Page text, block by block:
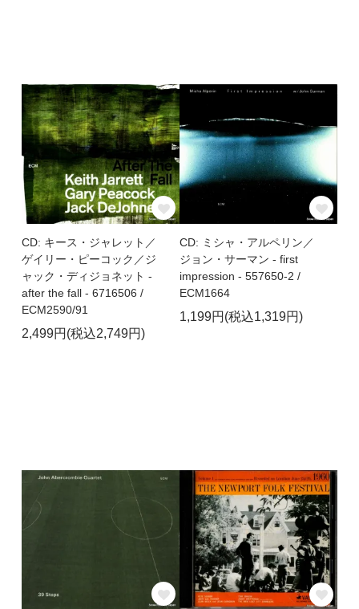
CD: キース・ジャレット／
ゲイリー・ピーコック／ジ
ャック・ディジョネット -
after the fall - 6716506 /
ECM2590/91
2,499円(税込2,749円)
CD: ミシャ・アルペリン／
ジョン・サーマン - first
impression - 557650-2 /
ECM1664
1,199円(税込1,319円)